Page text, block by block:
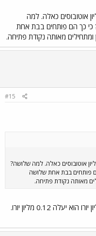
הפרוייקט הנוכחי
יתחלקו תוכנית הפיתוח של האו"ם, UNPD 40%, השאר ימומן ע"י הנציבות
מרובה בגלל הזיהום הרב
באזורים צפופי האוכלוסיה בסין. האו"ם תרם 2 מיליון דולר לפרוייקט
מקביל שמתנהל בכמה ערים
המשתתפים בפרוייקט עברו כבר
מיליון נוסעים. להערכת גורמים
יהיו זמינים לשימוש מסחרי
בלבד מדגם סיטארו.
אוטובוסים כאלה. למה
כך הם פותחים בבת אחת
מאותה נקודת פתיחה.
#15
אוטובוסים כאלה. למה שלושה?
פותחים בבת אחת שלושה
מאותה נקודת פתיחה.
ואז במקום שאוטובוס יעלה 1.2 מליון יורו הוא יעלה 0.12 מליון יורו.